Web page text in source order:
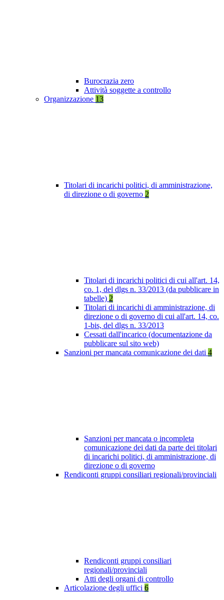
Burocrazia zero
Attività soggette a controllo
Organizzazione 13
Titolari di incarichi politici, di amministrazione,
di direzione o di governo 2
Titolari di incarichi politici di cui all'art. 14,
co. 1, del dlgs n. 33/2013 (da pubblicare in
tabelle) 2
Titolari di incarichi di amministrazione, di
direzione o di governo di cui all'art. 14, co.
1-bis, del dlgs n. 33/2013
Cessati dall'incarico (documentazione da
pubblicare sul sito web)
Sanzioni per mancata comunicazione dei dati 4
Sanzioni per mancata o incompleta
comunicazione dei dati da parte dei titolari
di incarichi politici, di amministrazione, di
direzione o di governo
Rendiconti gruppi consiliari regionali/provinciali
Rendiconti gruppi consiliari
regionali/provinciali
Atti degli organi di controllo
Articolazione degli uffici 6